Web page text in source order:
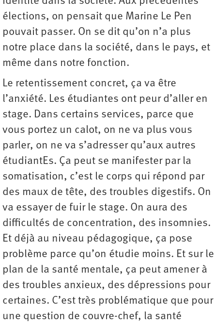
élections, on pensait que Marine Le Pen
pouvait passer. On se dit qu’on n’a plus
notre place dans la société, dans le pays, et
même dans notre fonction.
Le retentissement concret, ça va être
l’anxiété. Les étudiantes ont peur d’aller en
stage. Dans certains services, parce que
vous portez un calot, on ne va plus vous
parler, on ne va s’adresser qu’aux autres
étudiantEs. Ça peut se manifester par la
somatisation, c’est le corps qui répond par
des maux de tête, des troubles digestifs. On
va essayer de fuir le stage. On aura des
difficultés de concentration, des insomnies.
Et déjà au niveau pédagogique, ça pose
problème parce qu’on étudie moins. Et sur le
plan de la santé mentale, ça peut amener à
des troubles anxieux, des dépressions pour
certaines. C’est très problématique que pour
une question de couvre-chef, la santé